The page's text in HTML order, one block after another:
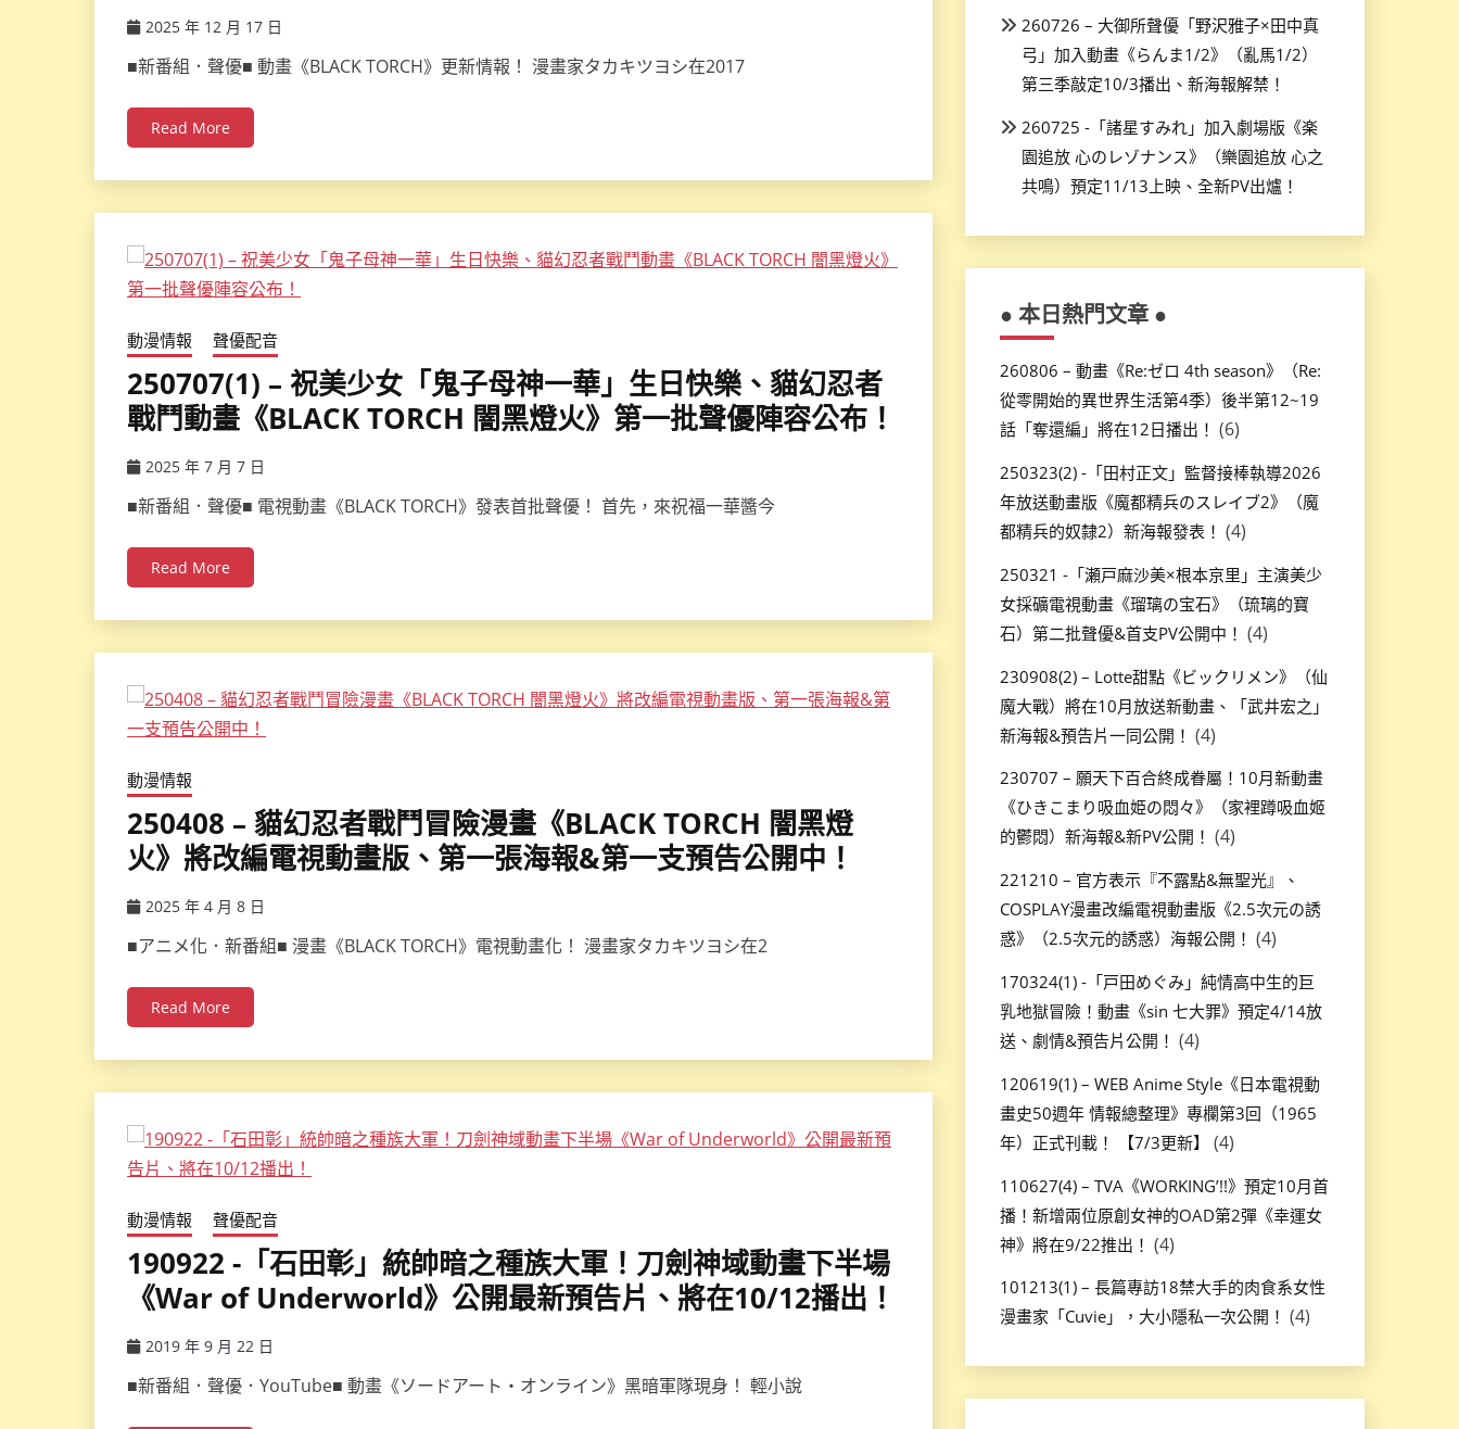
2025 年 12 月 17 日
■新番組．聲優■ 動畫《BLACK TORCH》更新情報！ 漫畫家タカキツヨシ在2017
Read More
動漫情報 聲優配音
250707(1) – 祝美少女「鬼子母神一華」生日快樂、貓幻忍者
戰鬥動畫《BLACK TORCH 闇黑燈火》第一批聲優陣容公布！
2025 年 7 月 7 日
■新番組．聲優■ 電視動畫《BLACK TORCH》發表首批聲優！ 首先，來祝福一華醬今
Read More
動漫情報
250408 – 貓幻忍者戰鬥冒險漫畫《BLACK TORCH 闇黑燈
火》將改編電視動畫版、第一張海報&第一支預告公開中！
2025 年 4 月 8 日
■アニメ化．新番組■ 漫畫《BLACK TORCH》電視動畫化！ 漫畫家タカキツヨシ在2
Read More
動漫情報 聲優配音
190922 -「石田彰」統帥暗之種族大軍！刀劍神域動畫下半場
《War of Underworld》公開最新預告片、將在10/12播出！
2019 年 9 月 22 日
■新番組．聲優．YouTube■ 動畫《ソードアート・オンライン》黑暗軍隊現身！ 輕小說
260726 – 大御所聲優「野沢雅子×田中真
弓」加入動畫《らんま1/2》（亂馬1/2）
第三季敲定10/3播出、新海報解禁！
260725 -「諸星すみれ」加入劇場版《楽
園追放 心のレゾナンス》（樂園追放 心之
共鳴）預定11/13上映、全新PV出爐！
● 本日熱門文章 ●
260806 – 動畫《Re:ゼロ 4th season》（Re:
從零開始的異世界生活第4季）後半第12~19
話「奪還編」將在12日播出！ (6)
250323(2) -「田村正文」監督接棒執導2026
年放送動畫版《魔都精兵のスレイブ2》（魔
都精兵的奴隸2）新海報發表！ (4)
250321 -「瀬戸麻沙美×根本京里」主演美少
女採礦電視動畫《瑠璃の宝石》（琉璃的寶
石）第二批聲優&首支PV公開中！ (4)
230908(2) – Lotte甜點《ビックリメン》（仙
魔大戰）將在10月放送新動畫、「武井宏之」
新海報&預告片一同公開！ (4)
230707 – 願天下百合終成眷屬！10月新動畫
《ひきこまり吸血姫の悶々》（家裡蹲吸血姬
的鬱悶）新海報&新PV公開！ (4)
221210 – 官方表示『不露點&無聖光』、
COSPLAY漫畫改編電視動畫版《2.5次元の誘
惑》（2.5次元的誘惑）海報公開！ (4)
170324(1) -「戸田めぐみ」純情高中生的巨
乳地獄冒險！動畫《sin 七大罪》預定4/14放
送、劇情&預告片公開！ (4)
120619(1) – WEB Anime Style《日本電視動
畫史50週年 情報總整理》專欄第3回（1965
年）正式刊載！ 【7/3更新】
(4)
110627(4) – TVA《WORKING’!!》預定10月首
播！新增兩位原創女神的OAD第2彈《幸運女
神》將在9/22推出！ (4)
101213(1) – 長篇專訪18禁大手的肉食系女性
漫畫家「Cuvie」，大小隱私一次公開！ (4)